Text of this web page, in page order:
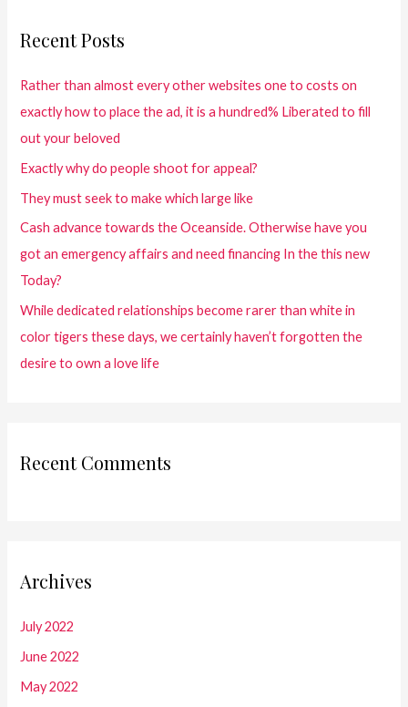
Recent Posts
Rather than almost every other websites one to costs on
exactly how to place the ad, it is a hundred% Liberated to fill
out your beloved
Exactly why do people shoot for appeal?
They must seek to make which large like
Cash advance towards the Oceanside. Otherwise have you
got an emergency affairs and need financing In the this new
Today?
While dedicated relationships become rarer than white in
color tigers these days, we certainly haven’t forgotten the
desire to own a love life
Recent Comments
Archives
July 2022
June 2022
May 2022